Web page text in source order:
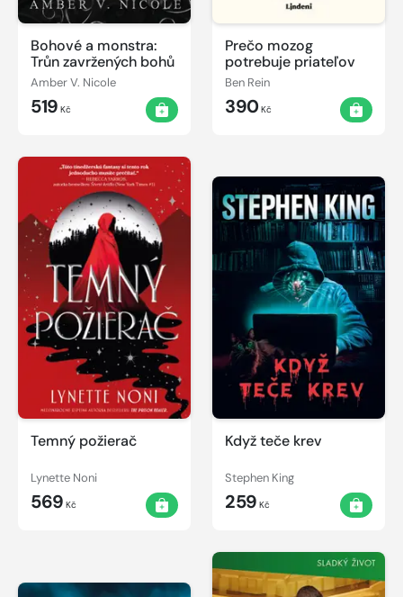
Bohové a monstra:
Trůn zavržených bohů
Amber V. Nicole
519 Kč
Prečo mozog
potrebuje priateľov
Ben Rein
390Kč
Temný požierač
Lynette Noni
569 Kč
Když teče krev
Stephen King
259 Kč